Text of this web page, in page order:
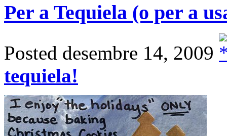
Per a Tequiela (o per a
Posted desembre 14, 2009
tequiela!